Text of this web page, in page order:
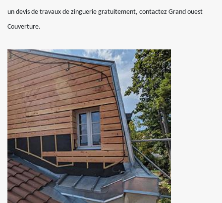
un devis de travaux de zinguerie gratuitement, contactez Grand ouest
Couverture.